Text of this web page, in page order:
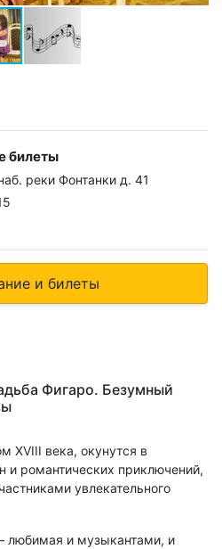
билеты
реки Фонтанки д. 41
и билеты
Фигаро. Безумный
ХVIII века, окунутся в
и романтических приключений,
увлекательного
любимая и музыкантами, и